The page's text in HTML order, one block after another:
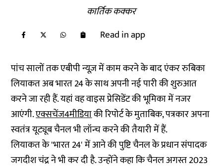
कार्तिक कक्कर
Read in app
पांच सालों तक एबीपी न्यूज़ में काम करने के बाद एंकर रुबिका
लियाकत अब भारत 24 के साथ अपनी नई पारी की शुरुआत
करने जा रही हैं. यहां वह वाइस प्रेसिडेंट की भूमिका में नजर
आएंगी.एक्सचेंज4मीडियाकी रिपोर्ट के मुताबिक, पत्रकार अपना
स्वतंत्र यूट्यूब चैनल भी लॉन्च करने की तैयारी में हैं.
लियाकत के 'भारत 24' में आने की पुष्टि चैनल के प्रधान संपादक
जगदीश चंद्र ने भी कर दी है. उन्होंने कहा कि चैनल अगस्त 2023